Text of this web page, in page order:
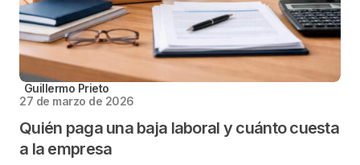
Guillermo Prieto
27 de marzo de 2026
Quién paga una baja laboral y cuánto cuesta
a la empresa